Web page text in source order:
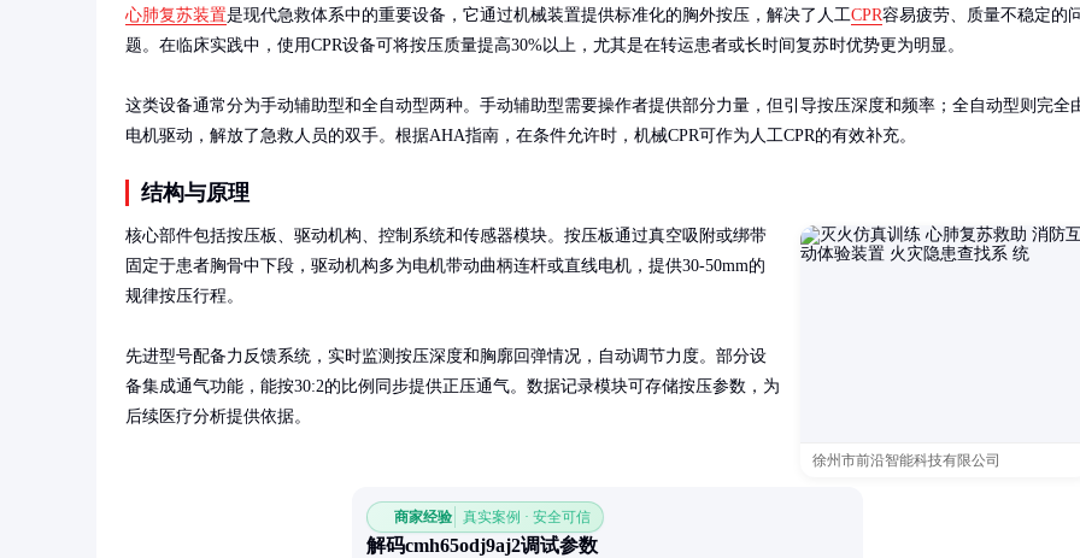
心肺复苏装置是现代急救体系中的重要设备，它通过机械装置提供标准化的胸外按压，解决了人工CPR容易疲劳、质量不稳定的
题。在临床实践中，使用CPR设备可将按压质量提高30%以上，尤其是在转运患者或长时间复苏时优势更为明显。
这类设备通常分为手动辅助型和全自动型两种。手动辅助型需要操作者提供部分力量，但引导按压深度和频率；全自动型则完全
电机驱动，解放了急救人员的双手。根据AHA指南，在条件允许时，机械CPR可作为人工CPR的有效补充。
结构与原理
徐州市前沿智能科技有限公司
核心部件包括按压板、驱动机构、控制系统和传感器模块。按压板通过真空吸附或绑带
固定于患者胸骨中下段，驱动机构多为电机带动曲柄连杆或直线电机，提供30-50mm的
规律按压行程。
先进型号配备力反馈系统，实时监测按压深度和胸廓回弹情况，自动调节力度。部分设
备集成通气功能，能按30:2的比例同步提供正压通气。数据记录模块可存储按压参数，为
后续医疗分析提供依据。
商家经验 真实案例 · 安全可信
解码cmh65odj9aj2调试参数